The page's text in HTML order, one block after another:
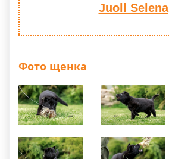
Juoll Selena
Фото щенка